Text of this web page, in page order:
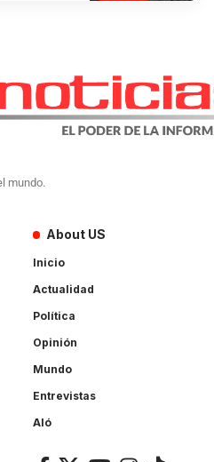
mundo.
About US
Inicio
Actualidad
Política
Opinión
Mundo
Entrevistas
Aló